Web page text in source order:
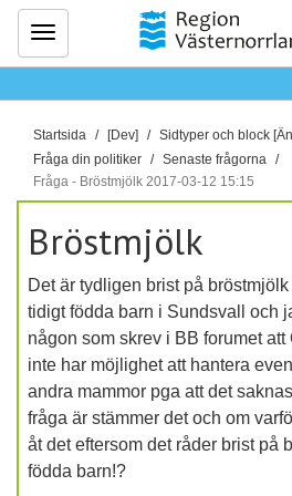
Meny
D
u
ä
h
r
:
Startsida [Dev]
Sidtyper och block
Fråga din politiker
Senaste frågorna
Fråga - Bröstmjölk 2017-03-12 15:15
Bröstmjölk
Det är tydligen brist på
tidigt födda barn i Sundsvall och
någon som skrev i BB forumet
inte har möjlighet att hantera
andra mammor pga att det
fråga är stämmer det och om
åt det eftersom det råder brist på
födda barn!?